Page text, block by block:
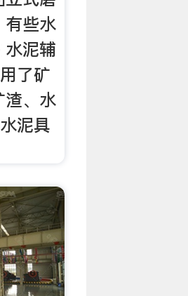
有些水
泥辅
了矿
渣、水
泥具